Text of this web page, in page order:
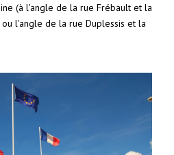
(à l'angle de la rue Frébault et la
ou l'angle de la rue Duplessis et la